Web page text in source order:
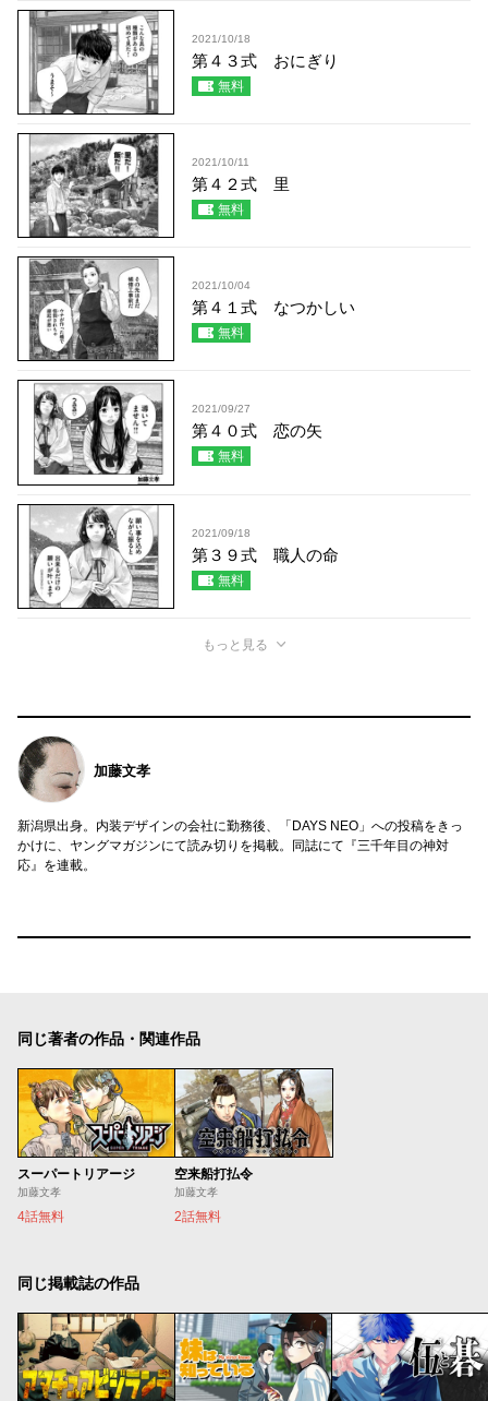
2021/10/18
第４３式 おにぎり
無料
2021/10/11
第４２式 里
無料
2021/10/04
第４１式 なつかしい
無料
2021/09/27
第４０式 恋の矢
無料
2021/09/18
第３９式 職人の命
無料
もっと見る
加藤文孝
新潟県出身。内装デザインの会社に勤務後、「DAYS NEO」への投稿をきっ
かけに、ヤングマガジンにて読み切りを掲載。同誌にて『三千年目の神対
応』を連載。
同じ著者の作品・関連作品
スーパートリアージ
加藤文孝
4話無料
空来船打払令
加藤文孝
2話無料
同じ掲載誌の作品